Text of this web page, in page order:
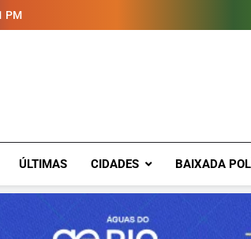
PM
ÚLTIMAS CIDADES BAIXADA